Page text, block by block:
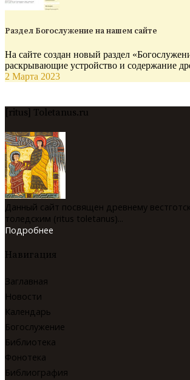
Раздел Богослужение на нашем сайте
На сайте создан новый раздел
раскрывающие устройство и содержание
2 Марта 2023
[ritus] Toletanus.ru
Данный сайт посвящен древнему
толедским (ritus toletanus)...
Подробнее
Навигация
Заглавная
Новости
Календарь
Богослужение
Библиотека
Фонотека
Библиография